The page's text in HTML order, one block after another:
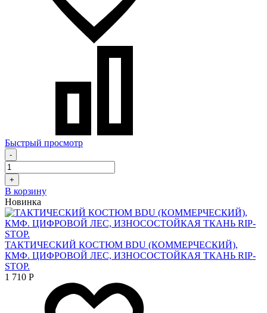
Быстрый просмотр
-
+
В корзину
Новинка
ТАКТИЧЕСКИЙ КОСТЮМ BDU (КОММЕРЧЕСКИЙ),
КМФ. ЦИФРОВОЙ ЛЕС, ИЗНОСОСТОЙКАЯ ТКАНЬ RIP-
STOP.
1 710 Р